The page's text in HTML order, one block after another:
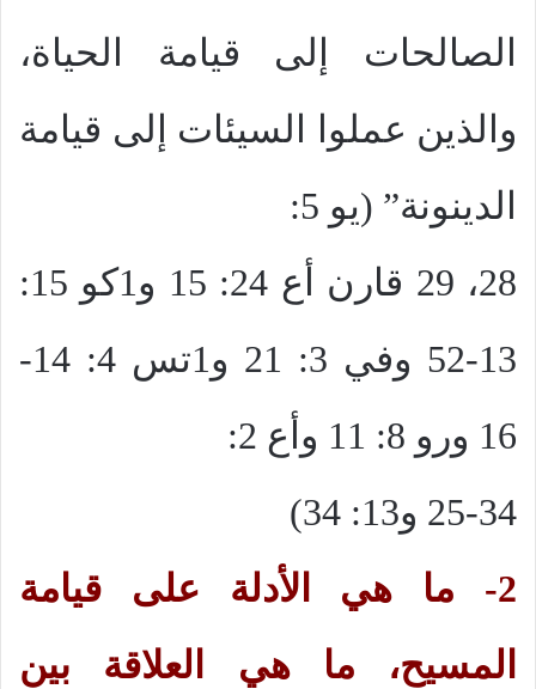
الصالحات إلى قيامة الحياة،
والذين عملوا السيئات إلى قيامة
الدينونة” (يو 5:
28، 29 قارن أع 24: 15 و1كو 15:
13-52 وفي 3: 21 و1تس 4: 14-
16 ورو 8: 11 وأع 2:
25-34 و13: 34)
2- ما هي الأدلة على قيامة
المسيح، ما هي العلاقة بين